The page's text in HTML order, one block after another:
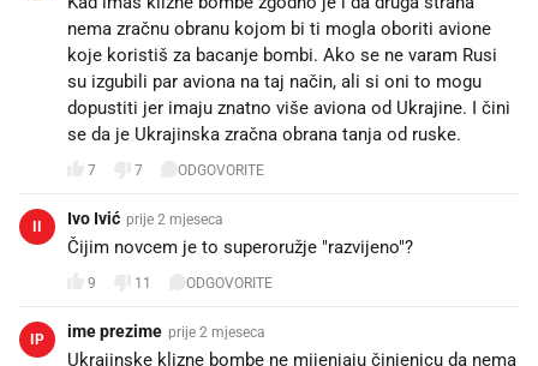
nema zračnu obranu kojom bi ti mogla oboriti avione
koje koristiš za bacanje bombi. Ako se ne varam Rusi
su izgubili par aviona na taj način, ali si oni to mogu
dopustiti jer imaju znatno više aviona od Ukrajine. I čini
se da je Ukrajinska zračna obrana tanja od ruske.
7 7 ODGOVORITE
Ivo Ivić prije 2 mjeseca
Čijim novcem je to superoružje "razvijeno"?
9 11 ODGOVORITE
IP ime prezime prije 2 mjeseca
Ukrajinske klizne bombe ne mijenjaju činjenicu da nema